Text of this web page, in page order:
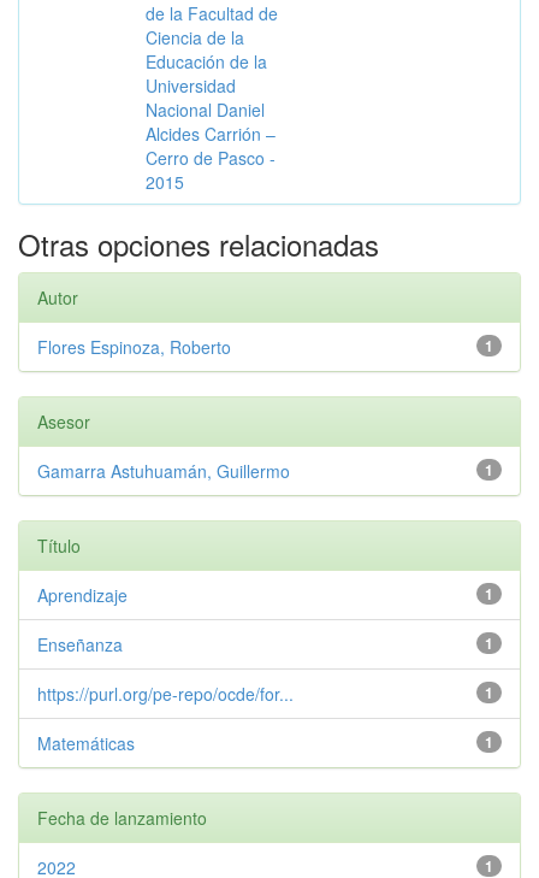
de la Facultad de
Ciencia de la
Educación de la
Universidad
Nacional Daniel
Alcides Carrión –
Cerro de Pasco -
2015
Otras opciones relacionadas
Autor
1
Flores Espinoza, Roberto
Asesor
1
Gamarra Astuhuamán, Guillermo
Título
1
Aprendizaje
1
Enseñanza
1
https://purl.org/pe-repo/ocde/for...
1
Matemáticas
Fecha de lanzamiento
1
2022